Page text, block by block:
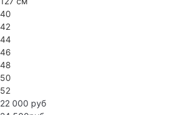
40
42
44
46
48
50
52
22 000 руб